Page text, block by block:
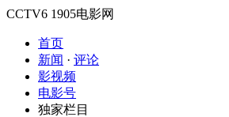
CCTV6 1905电影网
首页
新闻 · 评论
影视频
电影号
独家栏目